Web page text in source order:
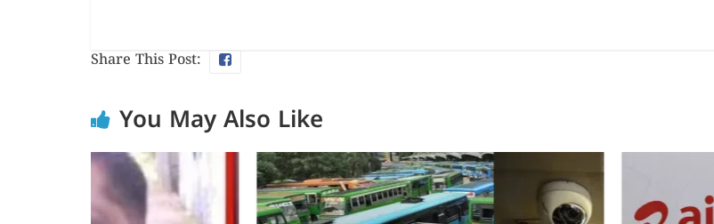
Share This Post:
You May Also Like